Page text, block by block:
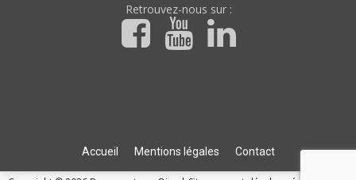
Retrouvez-nous sur :
Accueil Mentions légales Contact